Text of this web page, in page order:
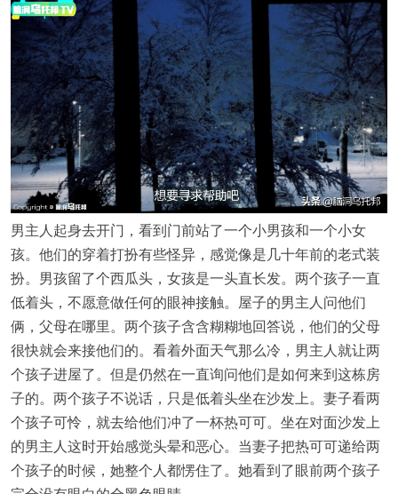
男主人起身去开门，看到门前站了一个小男孩和一个小女
孩。他们的穿着打扮有些怪异，感觉像是几十年前的老式装
扮。男孩留了个西瓜头，女孩是一头直长发。两个孩子一直
低着头，不愿意做任何的眼神接触。屋子的男主人问他们
俩，父母在哪里。两个孩子含含糊糊地回答说，他们的父母
很快就会来接他们的。看着外面天气那么冷，男主人就让两
个孩子进屋了。但是仍然在一直询问他们是如何来到这栋房
子的。两个孩子不说话，只是低着头坐在沙发上。妻子看两
个孩子可怜，就去给他们冲了一杯热可可。坐在对面沙发上
的男主人这时开始感觉头晕和恶心。当妻子把热可可递给两
个孩子的时候，她整个人都愣住了。她看到了眼前两个孩子